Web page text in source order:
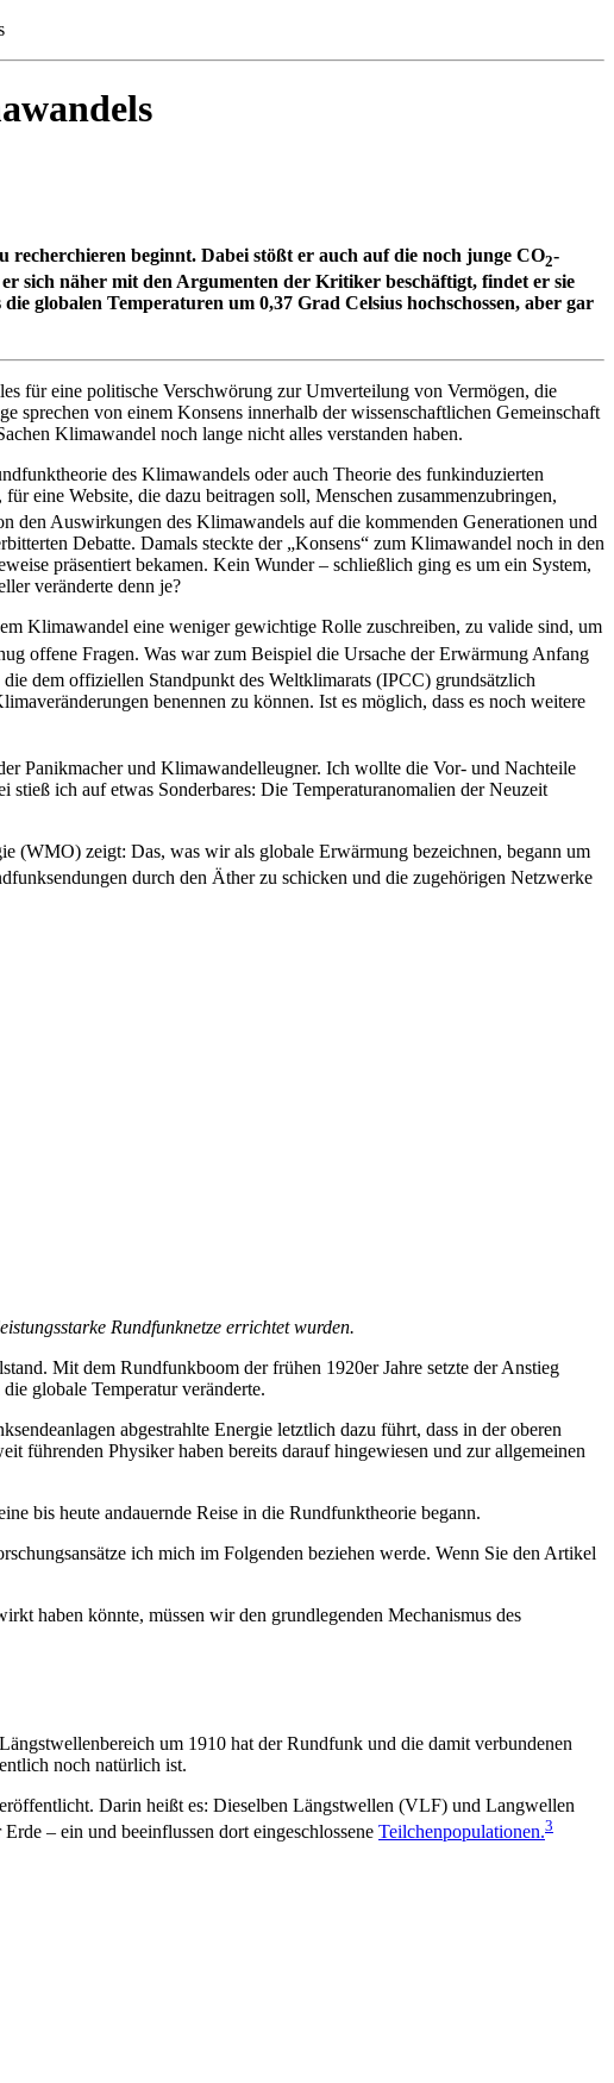
beginnt. Dabei stößt er auch auf die noch junge CO2-
sich näher mit den Argumenten der Kritiker beschäftigt, findet er sie
globalen Temperaturen um 0,37 Grad Celsius hochschossen, aber gar
für eine politische Verschwörung zur Umverteilung von Vermögen, die
sprechen von einem Konsens innerhalb der wissenschaftlichen Gemeinschaft
Klimawandel noch lange nicht alles verstanden haben.
des Klimawandels oder auch Theorie des funkinduzierten
eine Website, die dazu beitragen soll, Menschen zusammenzubringen,
den Auswirkungen des Klimawandels auf die kommenden Generationen und
Debatte. Damals steckte der „Konsens“ zum Klimawandel noch in den
präsentiert bekamen. Kein Wunder – schließlich ging es um ein System,
veränderte denn je?
Klimawandel eine weniger gewichtige Rolle zuschreiben, zu valide sind, um
offene Fragen. Was war zum Beispiel die Ursache der Erwärmung Anfang
die dem offiziellen Standpunkt des Weltklimarats (IPCC) grundsätzlich
benennen zu können. Ist es möglich, dass es noch weitere
Panikmacher und Klima­wandelleugner. Ich wollte die Vor- und Nachteile
ich auf etwas Sonderbares: Die Temperaturanomalien der Neuzeit
(WMO) zeigt: Das, was wir als globale Erwärmung bezeichnen, begann um
durch den Äther zu schicken und die zugehörigen Netzwerke
Rundfunknetze errichtet wurden.
Mit dem Rundfunkboom der frühen 1920er Jahre setzte der Anstieg
globale Temperatur veränderte.
abgestrahlte Energie letztlich dazu führt, dass in der oberen
führenden Physiker haben bereits darauf hingewiesen und zur allgemeinen
bis heute andauernde Reise in die Rundfunktheorie begann.
ich mich im Folgenden beziehen werde. Wenn Sie den Artikel
haben könnte, müssen wir den grundlegenden Mechanismus des
um 1910 hat der Rundfunk und die damit verbundenen
noch natürlich ist.
Darin heißt es: Dieselben Längstwellen (VLF) und Langwellen
– ein und beeinflussen dort eingeschlossene Teilchenpopulationen.3